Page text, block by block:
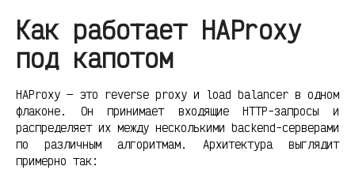
Как работает HAProxy
под капотом
HAProxy — это reverse proxy и load balancer в одном
флаконе. Он принимает входящие HTTP-запросы и
распределяет их между несколькими backend-серверами
по различным алгоритмам. Архитектура выглядит
примерно так: